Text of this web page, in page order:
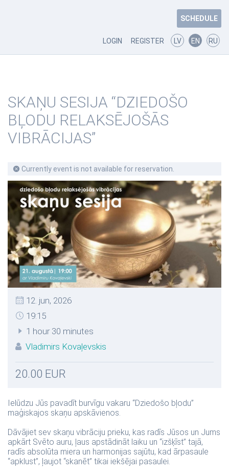
SCHEDULE
LOGIN REGISTER LV EN RU
SKAŅU SESIJA “DZIEDOŠO
BĻODU RELAKSĒJOŠĀS
VIBRĀCIJAS”
Currently event is not available for reservation.
12. jun, 2026
19:15
1 hour 30 minutes
Vladimirs Kovaļevskis
20.00 EUR
Ielūdzu Jūs pavadīt burvīgu vakaru “Dziedošo bļodu”
maģiskajos skaņu apskāvienos.
Dāvājiet sev skaņu vibrāciju prieku, kas radīs Jūsos un Jums
apkārt Svēto auru, ļaus apstādināt laiku un “izšķīst” tajā,
radīs absolūta miera un harmonijas sajūtu, kad ārpasaule
“apklust”, ļaujot “skanēt” tikai iekšējai pasaulei.